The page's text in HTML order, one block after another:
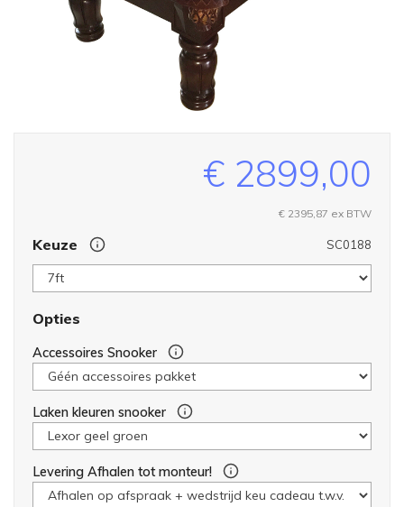
€ 2899,00
€ 2395,87 ex BTW
SC0188
Keuze
Opties
Accessoires Snooker
Laken kleuren snooker
Levering Afhalen tot monteur!